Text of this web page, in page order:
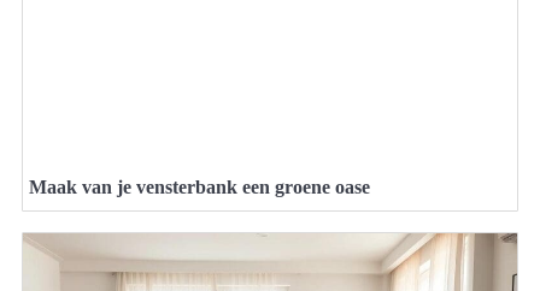
Maak van je vensterbank een groene oase